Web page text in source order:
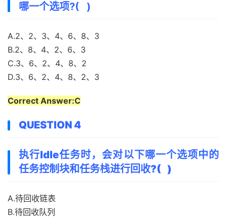
哪一个选项?( )
A.2、2、3、4、6、8、3
B.2、8、4、2、6、3
C.3、6、2、4、8、2
D.3、6、2、4、8、2、3
Correct Answer:C
QUESTION 4
执行ldle任务时，会对以下哪一个选项中的
任务控制块和任务栈进行回收?( )
A.待回收链表
B.待回收队列